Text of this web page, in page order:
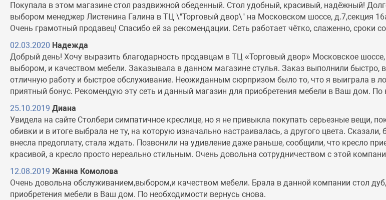
Покупала в этом магазине стол раздвижной обеденный. Стол удобный, красивый, надёжный!
выбором менеджер Листенина Галина в ТЦ \"Торговый двор\" на Московском шоссе, д.7,секция
Очень грамотный продавец! Спасибо ей за рекомендации. Сеть работает чётко, слаженно, сроки
02.03.2020 Надежда
Добрый день! Хочу выразить благодарность продавцам в ТЦ «Торговый двор» Московское
выбором, и качеством мебели. Заказывала в данном магазине стулья. Заказ выполнили быстро,
отличную работу и быстрое обслуживание. Неожиданным сюрпризом было то, что я выиграла в
приятный бонус. Рекомендую эту сеть и данный магазин для приобретения мебели в Ваш дом. По
25.10.2019 Диана
Увидела на сайте Столбери симпатичное креслице, но я не привыкла покупать серьезные вещи,
обивки и в итоге выбрала не ту, на которую изначально настраивалась, а другого цвета.
внесла предоплату, стала ждать. Позвонили на удивление даже раньше, сообщили, что кресло
красивой, а кресло просто нереально стильным. Очень довольна сотрудничеством с этой
12.08.2019 Жанна Комолова
Очень довольна обслуживанием,выбором,и качеством мебели. Брала в данной компании стол
приобретения мебели в Ваш дом. По необходимости вернусь снова.